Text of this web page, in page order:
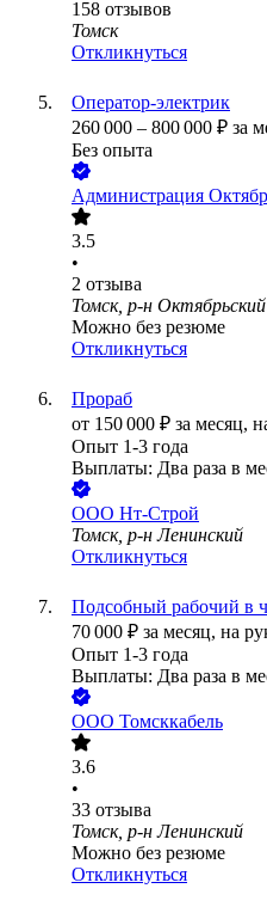
158 отзывов
Томск
Откликнуться
Оператор-электрик
260 000 – 800 000 ₽ за
Без опыта
Администрация
3.5
•
2 отзыва
Томск, р-н Октябрьский
Можно без резюме
Откликнуться
Прораб
от 150 000 ₽ за месяц,
Опыт 1-3 года
Выплаты: Два раза в
ООО Нт-Строй
Томск, р-н Ленинский
Откликнуться
Подсобный рабочий в
70 000 ₽ за месяц, на
Опыт 1-3 года
Выплаты: Два раза в
ООО Томсккабель
3.6
•
33 отзыва
Томск, р-н Ленинский
Можно без резюме
Откликнуться